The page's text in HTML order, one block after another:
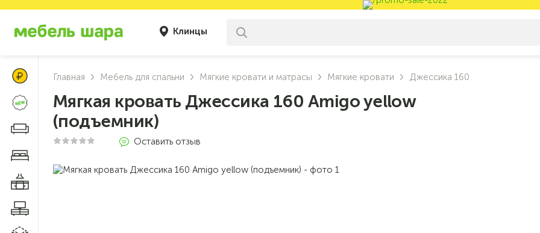
Клинцы
Цены Клуба Своих
Новинки
Диваны и кресла
Главная Мебель для спальни Мягкие кровати и матрасы Мягкие кровати Джессика 160
Мягкая кровать Джессика 160 Amigo yellow
(подъемник)
Оставить отзыв